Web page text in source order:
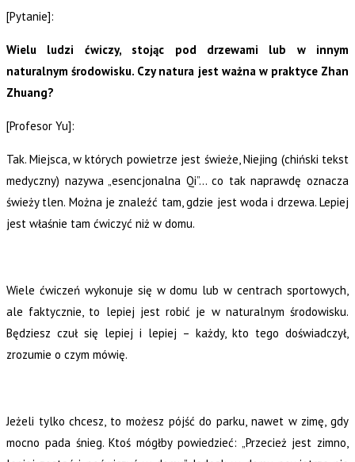
[Pytanie]:
Wielu ludzi ćwiczy, stojąc pod drzewami lub w innym
naturalnym środowisku. Czy natura jest ważna w praktyce Zhan
Zhuang?
[Profesor Yu]:
Tak. Miejsca, w których powietrze jest świeże, Niejing (chiński tekst
medyczny) nazywa „esencjonalna Qi”… co tak naprawdę oznacza
świeży tlen. Można je znaleźć tam, gdzie jest woda i drzewa. Lepiej
jest właśnie tam ćwiczyć niż w domu.
Wiele ćwiczeń wykonuje się w domu lub w centrach sportowych,
ale faktycznie, to lepiej jest robić je w naturalnym środowisku.
Będziesz czuł się lepiej i lepiej – każdy, kto tego doświadczył,
zrozumie o czym mówię.
Jeżeli tylko chcesz, to możesz pójść do parku, nawet w zimę, gdy
mocno pada śnieg. Ktoś mógłby powiedzieć: „Przecież jest zimno,